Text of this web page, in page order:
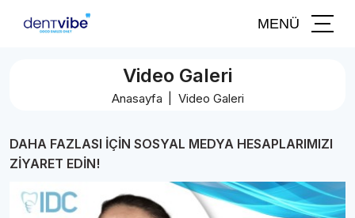
MENÜ
Video Galeri
Anasayfa Video Galeri
DAHA FAZLASI İÇİN SOSYAL MEDYA HESAPLARIMIZI
ZİYARET EDİN!